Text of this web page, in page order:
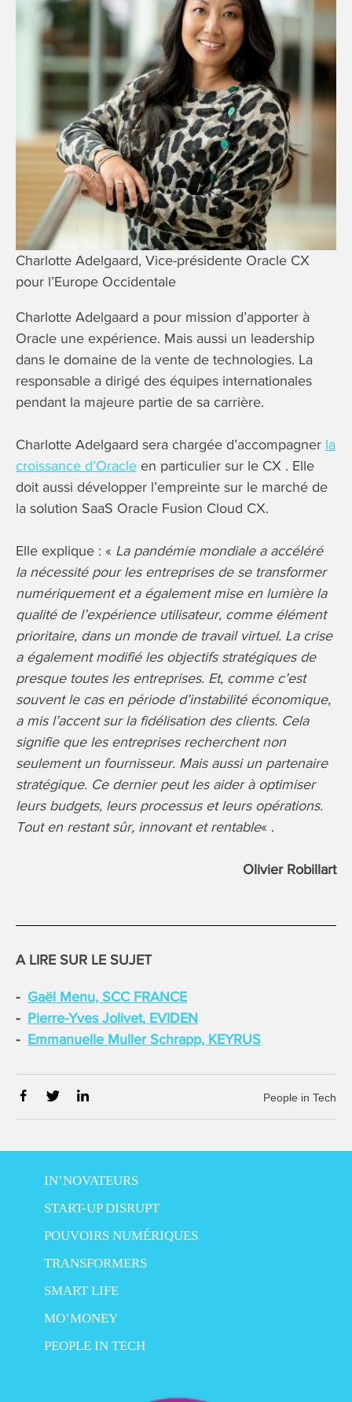
Charlotte Adelgaard, Vice-présidente Oracle CX
pour l’Europe Occidentale
Charlotte Adelgaard a pour mission d’apporter à
Oracle une expérience. Mais aussi un leadership
dans le domaine de la vente de technologies. La
responsable a dirigé des équipes internationales
pendant la majeure partie de sa carrière.
Charlotte Adelgaard sera chargée d’accompagner la
croissance d’Oracle en particulier sur le CX . Elle
doit aussi développer l’empreinte sur le marché de
la solution SaaS Oracle Fusion Cloud CX.
Elle explique : « La pandémie mondiale a accéléré
la nécessité pour les entreprises de se transformer
numériquement et a également mise en lumière la
qualité de l’expérience utilisateur, comme élément
prioritaire, dans un monde de travail virtuel. La crise
a également modifié les objectifs stratégiques de
presque toutes les entreprises. Et, comme c’est
souvent le cas en période d’instabilité économique,
a mis l’accent sur la fidélisation des clients. Cela
signifie que les entreprises recherchent non
seulement un fournisseur. Mais aussi un partenaire
stratégique. Ce dernier peut les aider à optimiser
leurs budgets, leurs processus et leurs opérations.
Tout en restant sûr, innovant et rentable« .
Olivier Robillart
A LIRE SUR LE SUJET
Gaël Menu, SCC FRANCE
Pierre-Yves Jolivet, EVIDEN
Emmanuelle Muller Schrapp, KEYRUS
People in Tech
IN’NOVATEURS
START-UP DISRUPT
POUVOIRS NUMÉRIQUES
TRANSFORMERS
SMART LIFE
MO’MONEY
PEOPLE IN TECH